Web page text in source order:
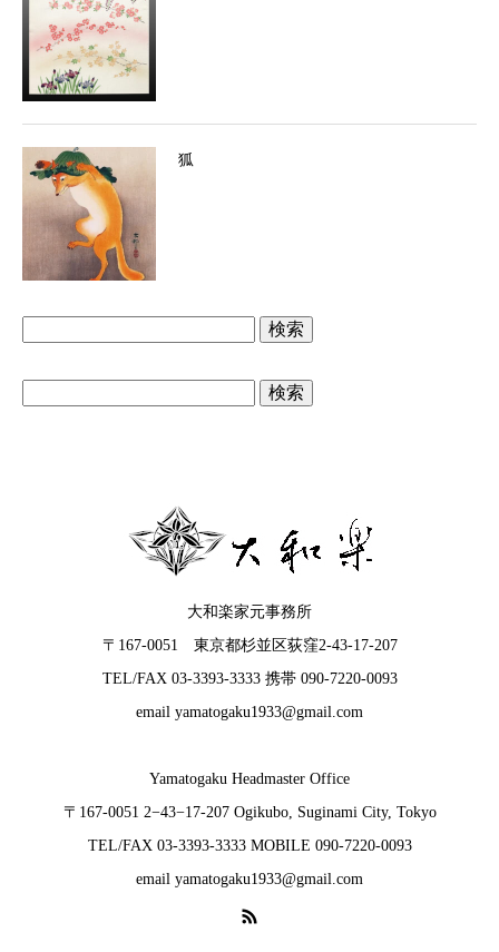
狐
大和楽家元事務所
〒167-0051 東京都杉並区荻窪2-43-17-207
TEL/FAX 03-3393-3333 携帯 090-7220-0093
email yamatogaku1933@gmail.com
Yamatogaku Headmaster Office
〒167-0051 2−43−17-207 Ogikubo, Suginami City, Tokyo
TEL/FAX 03-3393-3333 MOBILE 090-7220-0093
email yamatogaku1933@gmail.com